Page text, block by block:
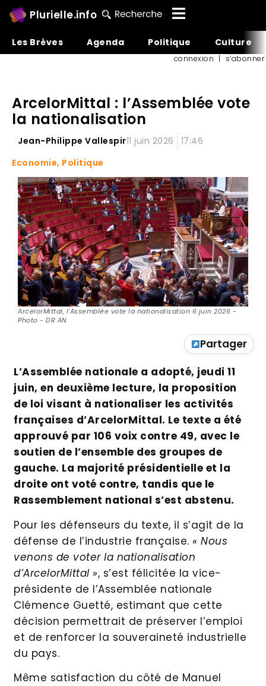
Plurielle.info
Les Brèves Agenda Politique Culture
connexion | s’abonner
ArcelorMittal : l’Assemblée vote
la nationalisation
Jean-Philippe Vallespir11 juin 2026
17:46
Economie, Politique
ArcelorMittal, l'Assemblée vote la nationalisation 6 juin 2026 -
Photo - DR AN
Partager
L’Assemblée nationale a adopté, jeudi 11
juin, en deuxième lecture, la proposition
de loi visant à nationaliser les activités
françaises d’ArcelorMittal. Le texte a été
approuvé par 106 voix contre 49, avec le
soutien de l’ensemble des groupes de
gauche. La majorité présidentielle et la
droite ont voté contre, tandis que le
Rassemblement national s’est abstenu.
Pour les défenseurs du texte, il s’agit de la
défense de l’industrie française. « Nous
venons de voter la nationalisation
d’ArcelorMittal », s’est félicitée la vice-
présidente de l’Assemblée nationale
Clémence Guetté, estimant que cette
décision permettrait de préserver l’emploi
et de renforcer la souveraineté industrielle
du pays.
Même satisfaction du côté de Manuel